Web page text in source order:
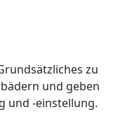
zu
und geben
und -einstellung.